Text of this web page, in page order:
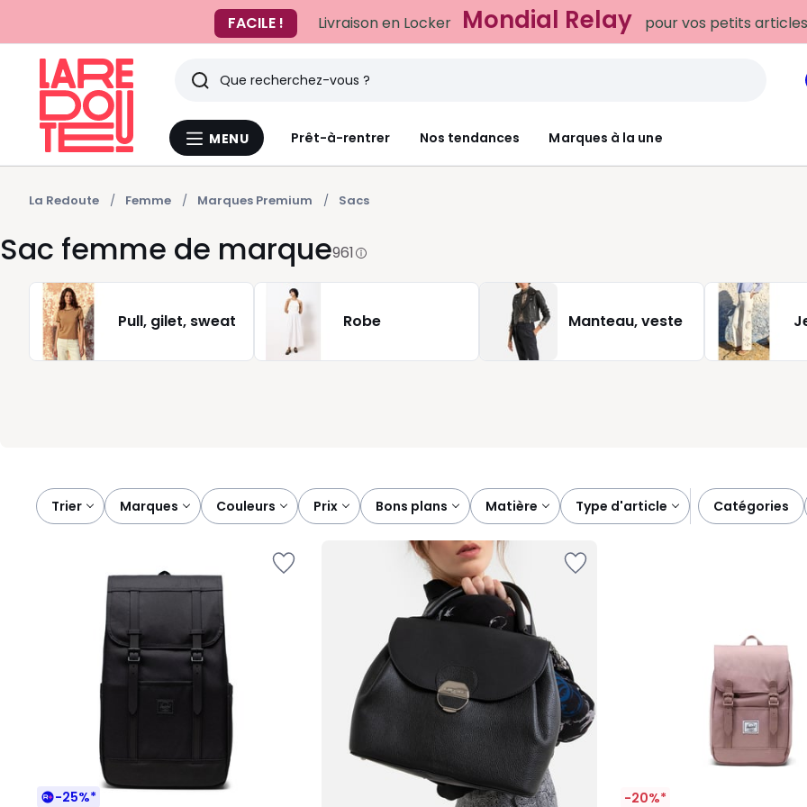
FACILE !
Livraison en Locker Mondial Relay pour vos petits articles
Menu
MENU Prêt-à-rentrer Nos tendances Marques à la une
Rechercher
Derniers
articles
vus
La Redoute Femme Marques Premium Sacs
Sac femme de marque961
Pull, gilet, sweat Robe Manteau, veste
Trier
marques couleurs prix bons plans matière type d'article catégories
-25%* -20%*